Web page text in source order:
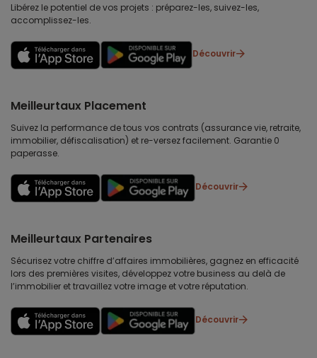
Libérez le potentiel de vos projets : préparez-les, suivez-les,
accomplissez-les.
Découvrir
Meilleurtaux Placement
Suivez la performance de tous vos contrats (assurance vie, retraite,
immobilier, défiscalisation) et re-versez facilement. Garantie 0
paperasse.
Découvrir
Meilleurtaux Partenaires
Sécurisez votre chiffre d’affaires immobilières, gagnez en efficacité
lors des premières visites, développez votre business au delà de
l’immobilier et travaillez votre image et votre réputation.
Découvrir